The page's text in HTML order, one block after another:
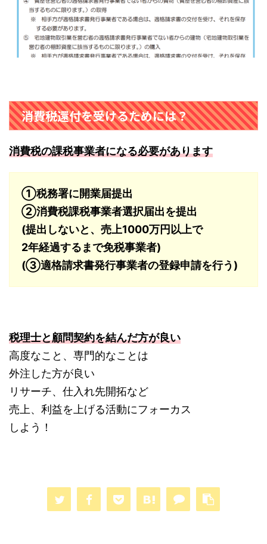
消費税還付を受けるためには？
消費税の課税事業者になる必要があります
①税務署に開業届提出
②消費税課税事業者選択届出を提出
(提出しないと、売上1000万円以上で
2年経過するまで免税事業者)
(③適格請求書発行事業者の登録申請を行う)
税理士と顧問契約を結んだ方が良い
高度なこと、専門的なことは
外注した方が良い
リサーチ、仕入れ先開拓など
売上、利益を上げる活動にフォーカス
しよう！